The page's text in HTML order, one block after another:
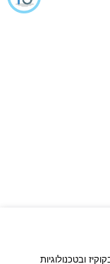
ובטכנולוגיות